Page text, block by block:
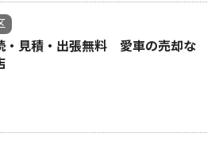
・見積・出張無料 愛車の売却な